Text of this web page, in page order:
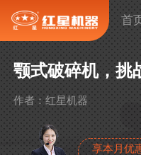
首
颚式破碎机，挑
作者：红星机器
享本月优